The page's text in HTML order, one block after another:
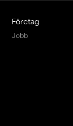
Företag
Jobb